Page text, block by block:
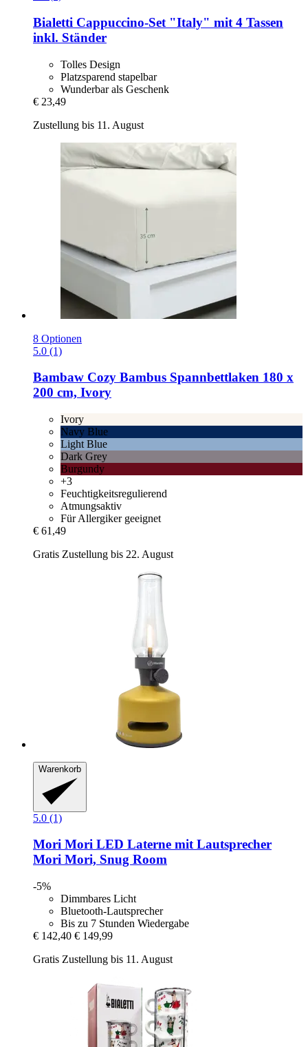
Bialetti Cappuccino-​Set "Italy" mit 4 Tassen
inkl. Ständer
Tolles Design
Platzsparend stapelbar
Wunderbar als Geschenk
€ 23,49
Zustellung bis 11. August
8 Optionen
5.0 (1)
Bambaw Cozy Bambus Spannbettlaken 180 x
200 cm, Ivory
Ivory
Navy Blue
Light Blue
Dark Grey
Burgundy
+3
Feuchtigkeitsregulierend
Atmungsaktiv
Für Allergiker geeignet
€ 61,49
Gratis Zustellung bis 22. August
Warenkorb
5.0 (1)
Mori Mori LED Laterne mit Lautsprecher
Mori Mori, Snug Room
-5%
Dimmbares Licht
Bluetooth-Lautsprecher
Bis zu 7 Stunden Wiedergabe
€ 142,40 € 149,99
Gratis Zustellung bis 11. August